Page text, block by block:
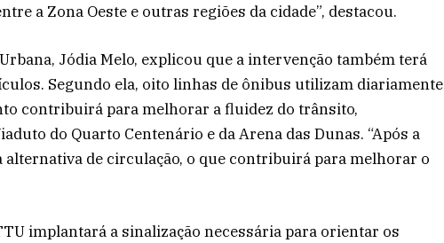
a Zona Oeste e outras regiões da cidade”, destacou.
Jódia Melo, explicou que a intervenção também terá
Segundo ela, oito linhas de ônibus utilizam diariamente
contribuirá para melhorar a fluidez do trânsito,
do Quarto Centenário e da Arena das Dunas. “Após a
alternativa de circulação, o que contribuirá para melhorar o
implantará a sinalização necessária para orientar os